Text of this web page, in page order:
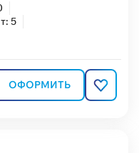
5
ОФОРМИТЬ